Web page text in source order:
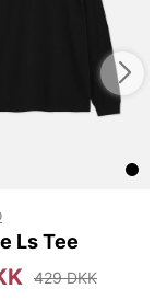
i din
og oplev en
os også i vores
Ls Tee
429 DKK